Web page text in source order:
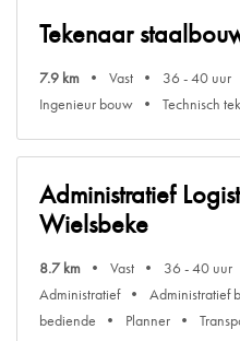
Tekenaar
7.9 km Vast 36 - 40 uur
Ingenieur bouw
Technisch
Administratief
Wielsbeke
8.7 km Vast 36 - 40 uur
Administratief
Administratief
bediende
Planner